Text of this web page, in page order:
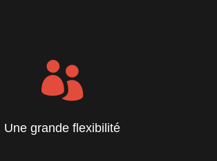

Une grande flexibilité